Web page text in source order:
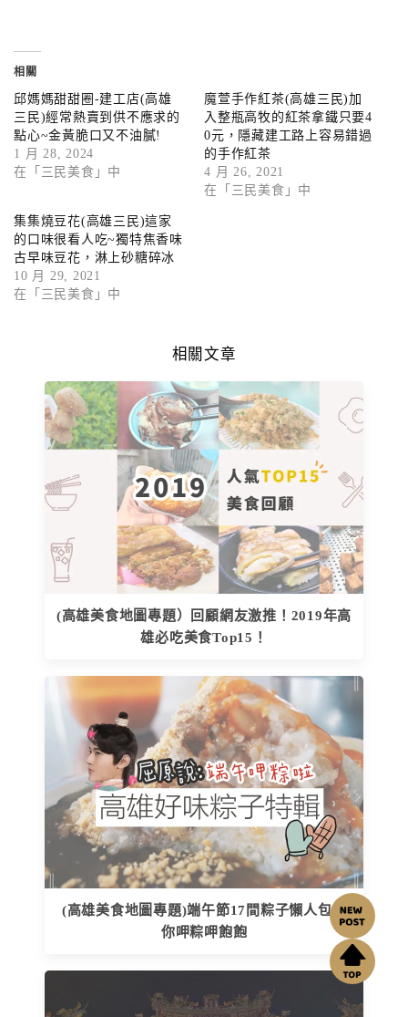
相關
邱媽媽甜甜圈-建工店(高雄
三民)經常熱賣到供不應求的
點心~金黃脆口又不油膩!
1 月 28, 2024
在「三民美食」中
魔萱手作紅茶(高雄三民)加
入整瓶高牧的紅茶拿鐵只要4
0元，隱藏建工路上容易錯過
的手作紅茶
4 月 26, 2021
在「三民美食」中
集集燒豆花(高雄三民)這家
的口味很看人吃~獨特焦香味
古早味豆花，淋上砂糖碎冰
10 月 29, 2021
在「三民美食」中
相關文章
(高雄美食地圖專題）回顧網友激推！2019年高
雄必吃美食Top15！
(高雄美食地圖專題)端午節17間粽子懶人包乎
你呷粽呷飽飽